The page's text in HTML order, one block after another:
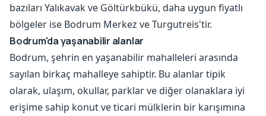
bazıları Yalıkavak ve Göltürkbükü, daha uygun fiyatlı
bölgeler ise Bodrum Merkez ve Turgutreis'tir.
Bodrum'da yaşanabilir alanlar
Bodrum, şehrin en yaşanabilir mahalleleri arasında
sayılan birkaç mahalleye sahiptir. Bu alanlar tipik
olarak, ulaşım, okullar, parklar ve diğer olanaklara iyi
erişime sahip konut ve ticari mülklerin bir karışımına